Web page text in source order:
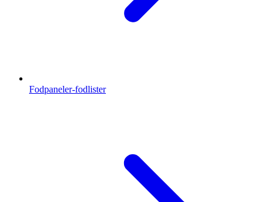
Fodpaneler-fodlister